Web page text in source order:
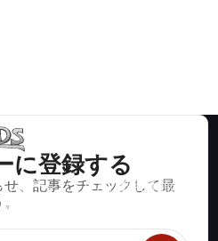
に登録する
、記事をチェックして最
、ルーレットなど、数百種類の
戦略と情報。